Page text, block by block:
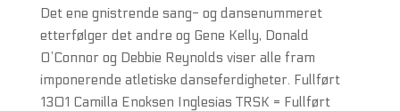
Det ene gnistrende sang- og dansenummeret
etterfølger det andre og Gene Kelly, Donald
O’Connor og Debbie Reynolds viser alle fram
imponerende atletiske danseferdigheter. Fullført
1301 Camilla Enoksen Inglesias TRSK = Fullført